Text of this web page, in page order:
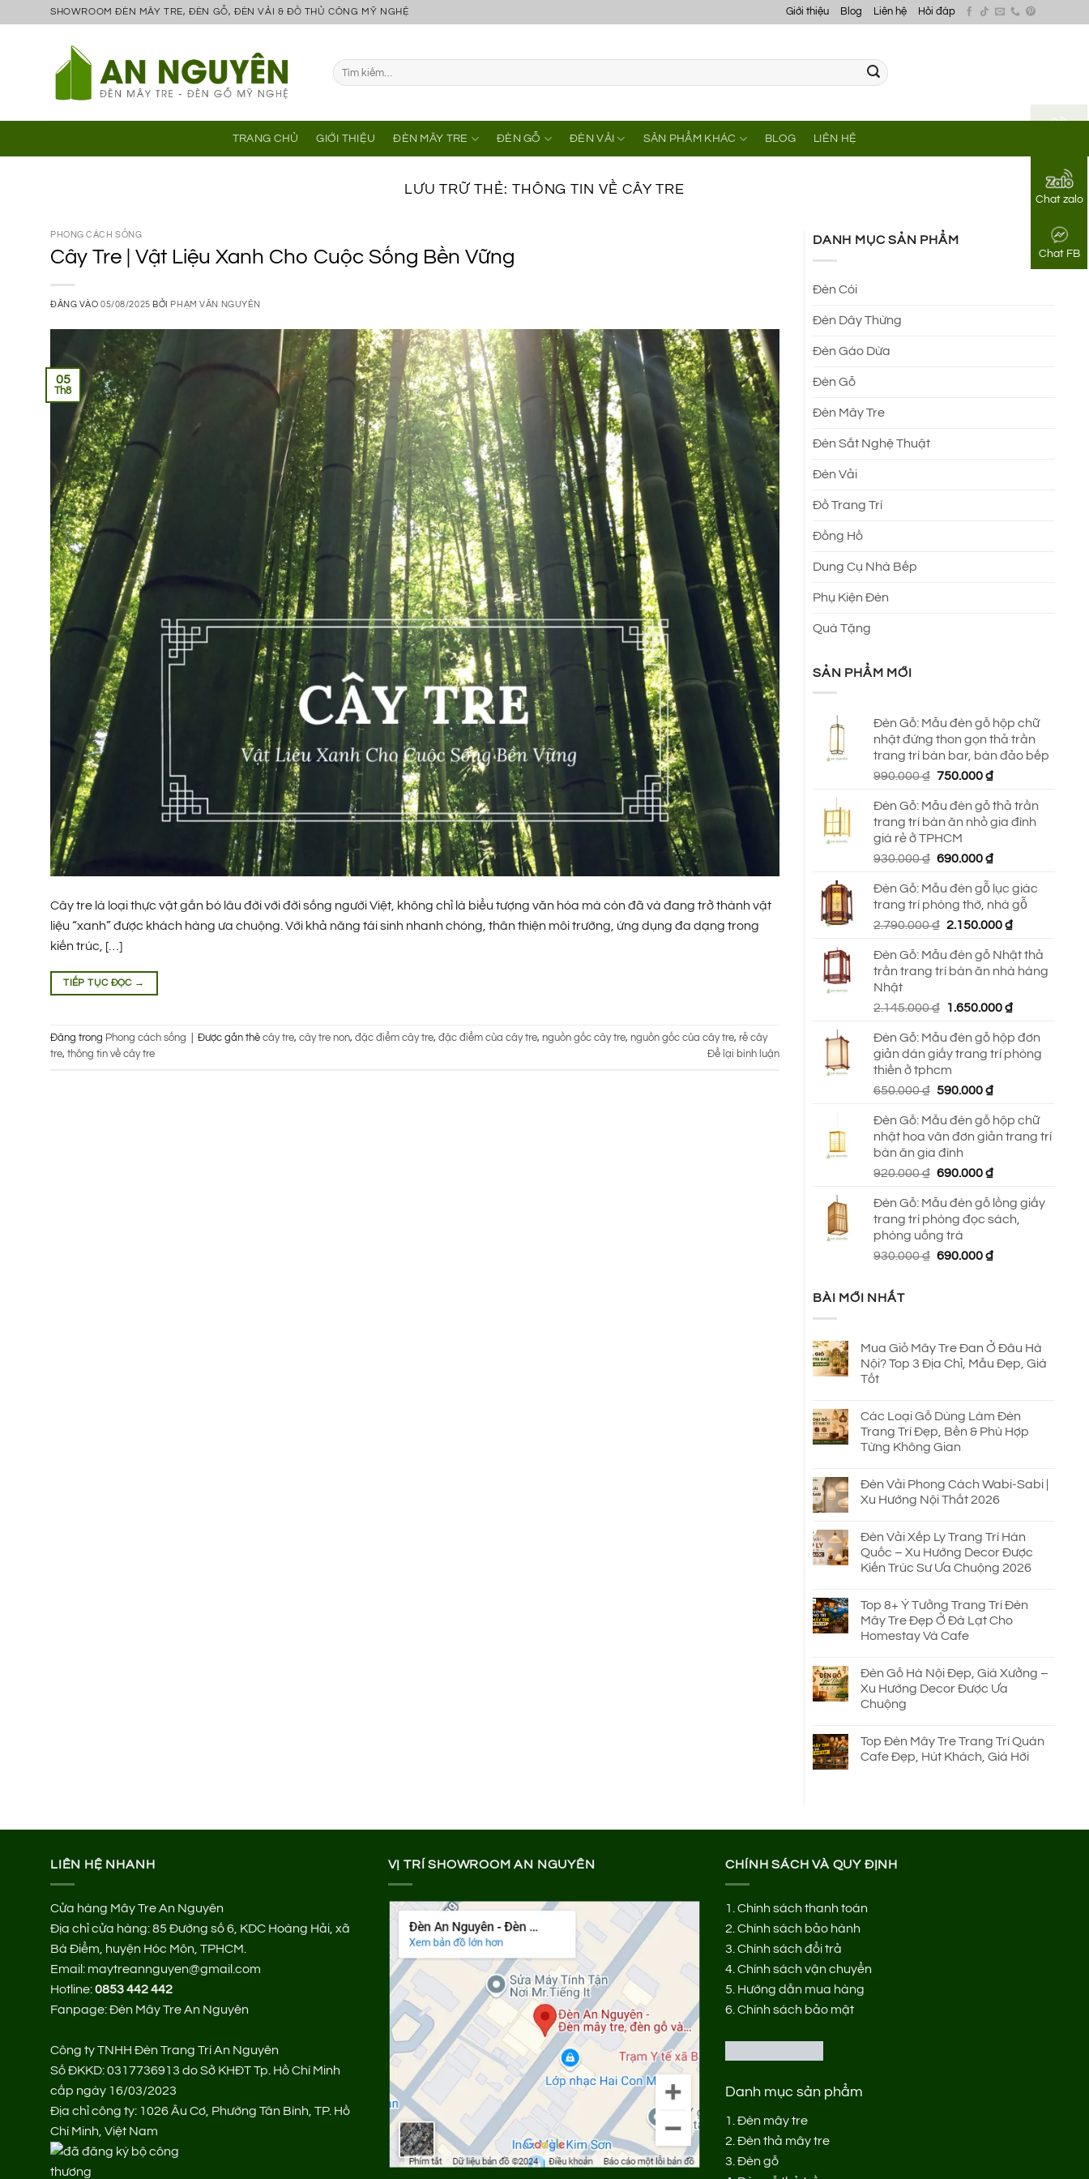
Chat zalo
Chat FB
SHOWROOM ĐÈN MÂY TRE, ĐÈN GỖ, ĐÈN VẢI & ĐỒ THỦ CÔNG MỸ NGHỆ Giới thiệu Blog Liên hệ Hỏi đáp
Tìm
kiếm:
TRANG CHỦ GIỚI THIỆU ĐÈN MÂY TRE ĐÈN GỖ ĐÈN VẢI SẢN PHẨM KHÁC BLOG LIÊN HỆ
LƯU TRỮ THẺ: THÔNG TIN VỀ CÂY TRE
PHONG CÁCH SỐNG
Cây Tre | Vật Liệu Xanh Cho Cuộc Sống Bền Vững
ĐĂNG VÀO05/08/2025 BỞI PHẠM VĂN NGUYÊN
05
Th8
Cây tre là loại thực vật gắn bó lâu đời với đời sống người Việt, không chỉ là biểu tượng văn hóa mà còn đã và đang trở thành vật
liệu “xanh” được khách hàng ưa chuộng. Với khả năng tái sinh nhanh chóng, thân thiện môi trường, ứng dụng đa dạng trong
kiến trúc, […]
TIẾP TỤC ĐỌC →
Đăng trong Phong cách sống Được gắn thẻ cây tre, cây tre non, đặc điểm cây tre, đặc điểm của cây tre, nguồn gốc cây tre, nguồn gốc của cây tre, rễ cây
tre, thông tin về cây tre Để lại bình luận
DANH MỤC SẢN PHẨM
Đèn Cói
Đèn Dây Thừng
Đèn Gáo Dừa
Đèn Gỗ
Đèn Mây Tre
Đèn Sắt Nghệ Thuật
Đèn Vải
Đồ Trang Trí
Đồng Hồ
Dung Cụ Nhà Bếp
Phụ Kiện Đèn
Quà Tặng
SẢN PHẨM MỚI
Đèn Gỗ: Mẫu đèn gỗ hộp chữ
nhật đứng thon gọn thả trần
trang trí bàn bar, bàn đảo bếp
990.000₫ Giá
là:
990.000 ₫.
750.000₫Giá
tại
là:
Đèn Gỗ: Mẫu đèn gỗ thả trần
trang trí bàn ăn nhỏ gia đình
giá rẻ ở TPHCM
930.000₫ Giá
là:
930.000 ₫.
690.000₫Giá
tại
là:
690.000 ₫.
Đèn Gỗ: Mẫu đèn gỗ lục giác
trang trí phòng thờ, nhà gỗ
2.790.000₫ Giá
là:
2.790.000 ₫.
2.150.000₫Giá
tại
là:
Đèn Gỗ: Mẫu đèn gỗ Nhật thả
trần trang trí bàn ăn nhà hàng
Nhật
2.145.000₫
Giá
là:
2.145.000 ₫.
1.650.000₫Giá
tại
là:
Đèn Gỗ: Mẫu đèn gỗ hộp đơn
giản dán giấy trang trí phòng
thiền ở tphcm
650.000₫ Giá
là:
650.000 ₫.
590.000₫Giá
tại
là:
Đèn Gỗ: Mẫu đèn gỗ hộp chữ
nhật hoa văn đơn giản trang trí
bàn ăn gia đình
920.000₫ Giá
là:
920.000 ₫.
690.000₫Giá
tại
là:
Đèn Gỗ: Mẫu đèn gỗ lồng giấy
trang trí phòng đọc sách,
phòng uống trà
930.000₫ Giá
690.000₫Giá
BÀI MỚI NHẤT
Mua Giỏ Mây Tre Đan Ở Đâu Hà
Nội? Top 3 Địa Chỉ, Mẫu Đẹp, Giá
Tốt
Các Loại Gỗ Dùng Làm Đèn
Trang Trí Đẹp, Bền & Phù Hợp
Từng Không Gian
Đèn Vải Phong Cách Wabi-Sabi |
Xu Hướng Nội Thất 2026
Đèn Vải Xếp Ly Trang Trí Hàn
Quốc – Xu Hướng Decor Được
Kiến Trúc Sư Ưa Chuộng 2026
Top 8+ Ý Tưởng Trang Trí Đèn
Mây Tre Đẹp Ở Đà Lạt Cho
Homestay Và Cafe
Đèn Gỗ Hà Nội Đẹp, Giá Xưởng –
Xu Hướng Decor Được Ưa
Chuộng
Top Đèn Mây Tre Trang Trí Quán
Cafe Đẹp, Hút Khách, Giá Hời
LIÊN HỆ NHANH
Cửa hàng Mây Tre An Nguyên
Địa chỉ cửa hàng:85 Đường số 6, KDC Hoàng Hải, xã
Bà Điểm, huyện Hóc Môn, TPHCM.
Email: maytreannguyen@gmail.com
Hotline:0853 442 442
Fanpage:Đèn Mây Tre An Nguyên
Công ty TNHH Đèn Trang Trí An Nguyên
Số ĐKKD: 0317736913 do Sở KHĐT Tp. Hồ Chí Minh
cấp ngày 16/03/2023
Địa chỉ công ty: 1026 Âu Cơ, Phường Tân Bình, TP. Hồ
Chí Minh, Việt Nam
VỊ TRÍ SHOWROOM AN NGUYÊN CHÍNH SÁCH VÀ QUY ĐỊNH
1.Chính sách thanh toán
2.Chính sách bảo hành
3.Chính sách đổi trả
4.Chính sách vận chuyển
5. Hướng dẫn mua hàng
6.Chính sách bảo mật
Danh mục sản phẩm
1.Đèn mây tre
2.Đèn thả mây tre
3.Đèn gỗ